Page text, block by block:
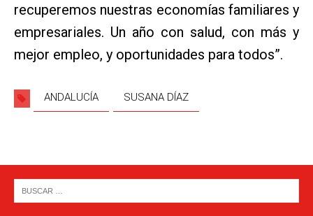
recuperemos nuestras economías familiares y
empresariales. Un año con salud, con más y
mejor empleo, y oportunidades para todos”.
ANDALUCÍA SUSANA DÍAZ